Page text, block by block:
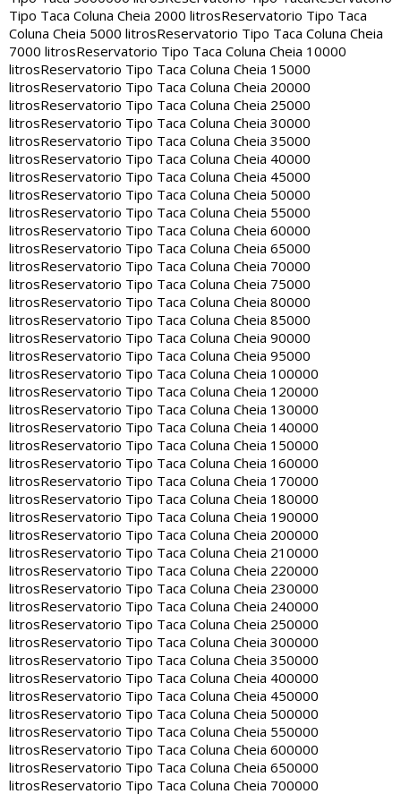
Tipo Taca Coluna Cheia 2000 litrosReservatorio Tipo Taca
Coluna Cheia 5000 litrosReservatorio Tipo Taca Coluna Cheia
7000 litrosReservatorio Tipo Taca Coluna Cheia 10000
litrosReservatorio Tipo Taca Coluna Cheia 15000
litrosReservatorio Tipo Taca Coluna Cheia 20000
litrosReservatorio Tipo Taca Coluna Cheia 25000
litrosReservatorio Tipo Taca Coluna Cheia 30000
litrosReservatorio Tipo Taca Coluna Cheia 35000
litrosReservatorio Tipo Taca Coluna Cheia 40000
litrosReservatorio Tipo Taca Coluna Cheia 45000
litrosReservatorio Tipo Taca Coluna Cheia 50000
litrosReservatorio Tipo Taca Coluna Cheia 55000
litrosReservatorio Tipo Taca Coluna Cheia 60000
litrosReservatorio Tipo Taca Coluna Cheia 65000
litrosReservatorio Tipo Taca Coluna Cheia 70000
litrosReservatorio Tipo Taca Coluna Cheia 75000
litrosReservatorio Tipo Taca Coluna Cheia 80000
litrosReservatorio Tipo Taca Coluna Cheia 85000
litrosReservatorio Tipo Taca Coluna Cheia 90000
litrosReservatorio Tipo Taca Coluna Cheia 95000
litrosReservatorio Tipo Taca Coluna Cheia 100000
litrosReservatorio Tipo Taca Coluna Cheia 120000
litrosReservatorio Tipo Taca Coluna Cheia 130000
litrosReservatorio Tipo Taca Coluna Cheia 140000
litrosReservatorio Tipo Taca Coluna Cheia 150000
litrosReservatorio Tipo Taca Coluna Cheia 160000
litrosReservatorio Tipo Taca Coluna Cheia 170000
litrosReservatorio Tipo Taca Coluna Cheia 180000
litrosReservatorio Tipo Taca Coluna Cheia 190000
litrosReservatorio Tipo Taca Coluna Cheia 200000
litrosReservatorio Tipo Taca Coluna Cheia 210000
litrosReservatorio Tipo Taca Coluna Cheia 220000
litrosReservatorio Tipo Taca Coluna Cheia 230000
litrosReservatorio Tipo Taca Coluna Cheia 240000
litrosReservatorio Tipo Taca Coluna Cheia 250000
litrosReservatorio Tipo Taca Coluna Cheia 300000
litrosReservatorio Tipo Taca Coluna Cheia 350000
litrosReservatorio Tipo Taca Coluna Cheia 400000
litrosReservatorio Tipo Taca Coluna Cheia 450000
litrosReservatorio Tipo Taca Coluna Cheia 500000
litrosReservatorio Tipo Taca Coluna Cheia 550000
litrosReservatorio Tipo Taca Coluna Cheia 600000
litrosReservatorio Tipo Taca Coluna Cheia 650000
litrosReservatorio Tipo Taca Coluna Cheia 700000